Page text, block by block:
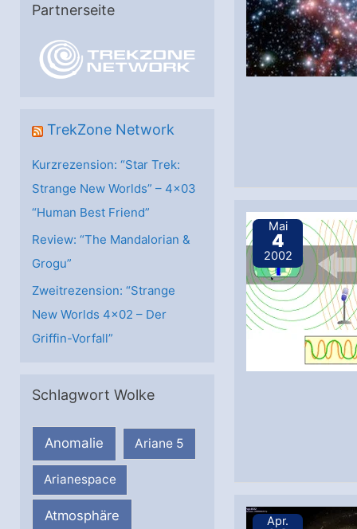
e
e
Partnerseite
TrekZone Network
Kurzrezension: “Star Trek:
Strange New Worlds” – 4×03
“Human Best Friend”
Review: “The Mandalorian &
Grogu”
Zweitrezension: “Strange
New Worlds 4×02 – Der
Griffin-Vorfall”
Schlagwort Wolke
Anomalie Ariane 5
Arianespace
Atmosphäre
Mai
4
2002
Apr.